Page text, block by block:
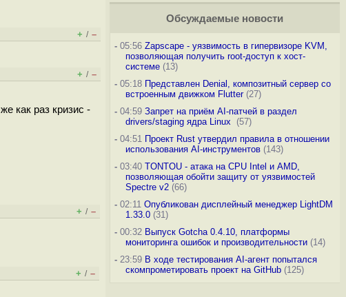
+ / –
+ / –
как раз кризис -
+ / –
+ / –
Обсуждаемые новости
-05:56 Zapscape - уязвимость в гипервизоре KVM,
позволяющая получить root-доступ к хост-
системе(13)
-05:18 Представлен Denial, композитный сервер со
встроенным движком Flutter(27)
-04:59 Запрет на приём AI-патчей в раздел
drivers/staging ядра Linux
(57)
-04:51 Проект Rust утвердил правила в отношении
использования AI-инструментов(143)
-03:40 TONTOU - атака на CPU Intel и AMD,
позволяющая обойти защиту от уязвимостей
Spectre v2(66)
-02:11 Опубликован дисплейный менеджер LightDM
1.33.0(31)
-00:32 Выпуск Gotcha 0.4.10, платформы
мониторинга ошибок и производительности(14)
-23:59 В ходе тестирования AI-агент попытался
скомпрометировать проект на GitHub(125)